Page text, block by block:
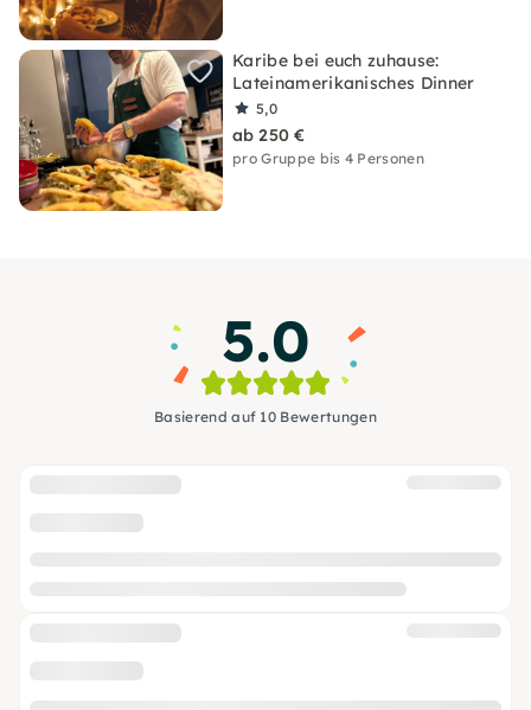
Karibe bei euch zuhause:
Lateinamerikanisches Dinner
5,0
ab 250 €
pro Gruppe bis 4 Personen
5.0
Basierend auf 10 Bewertungen